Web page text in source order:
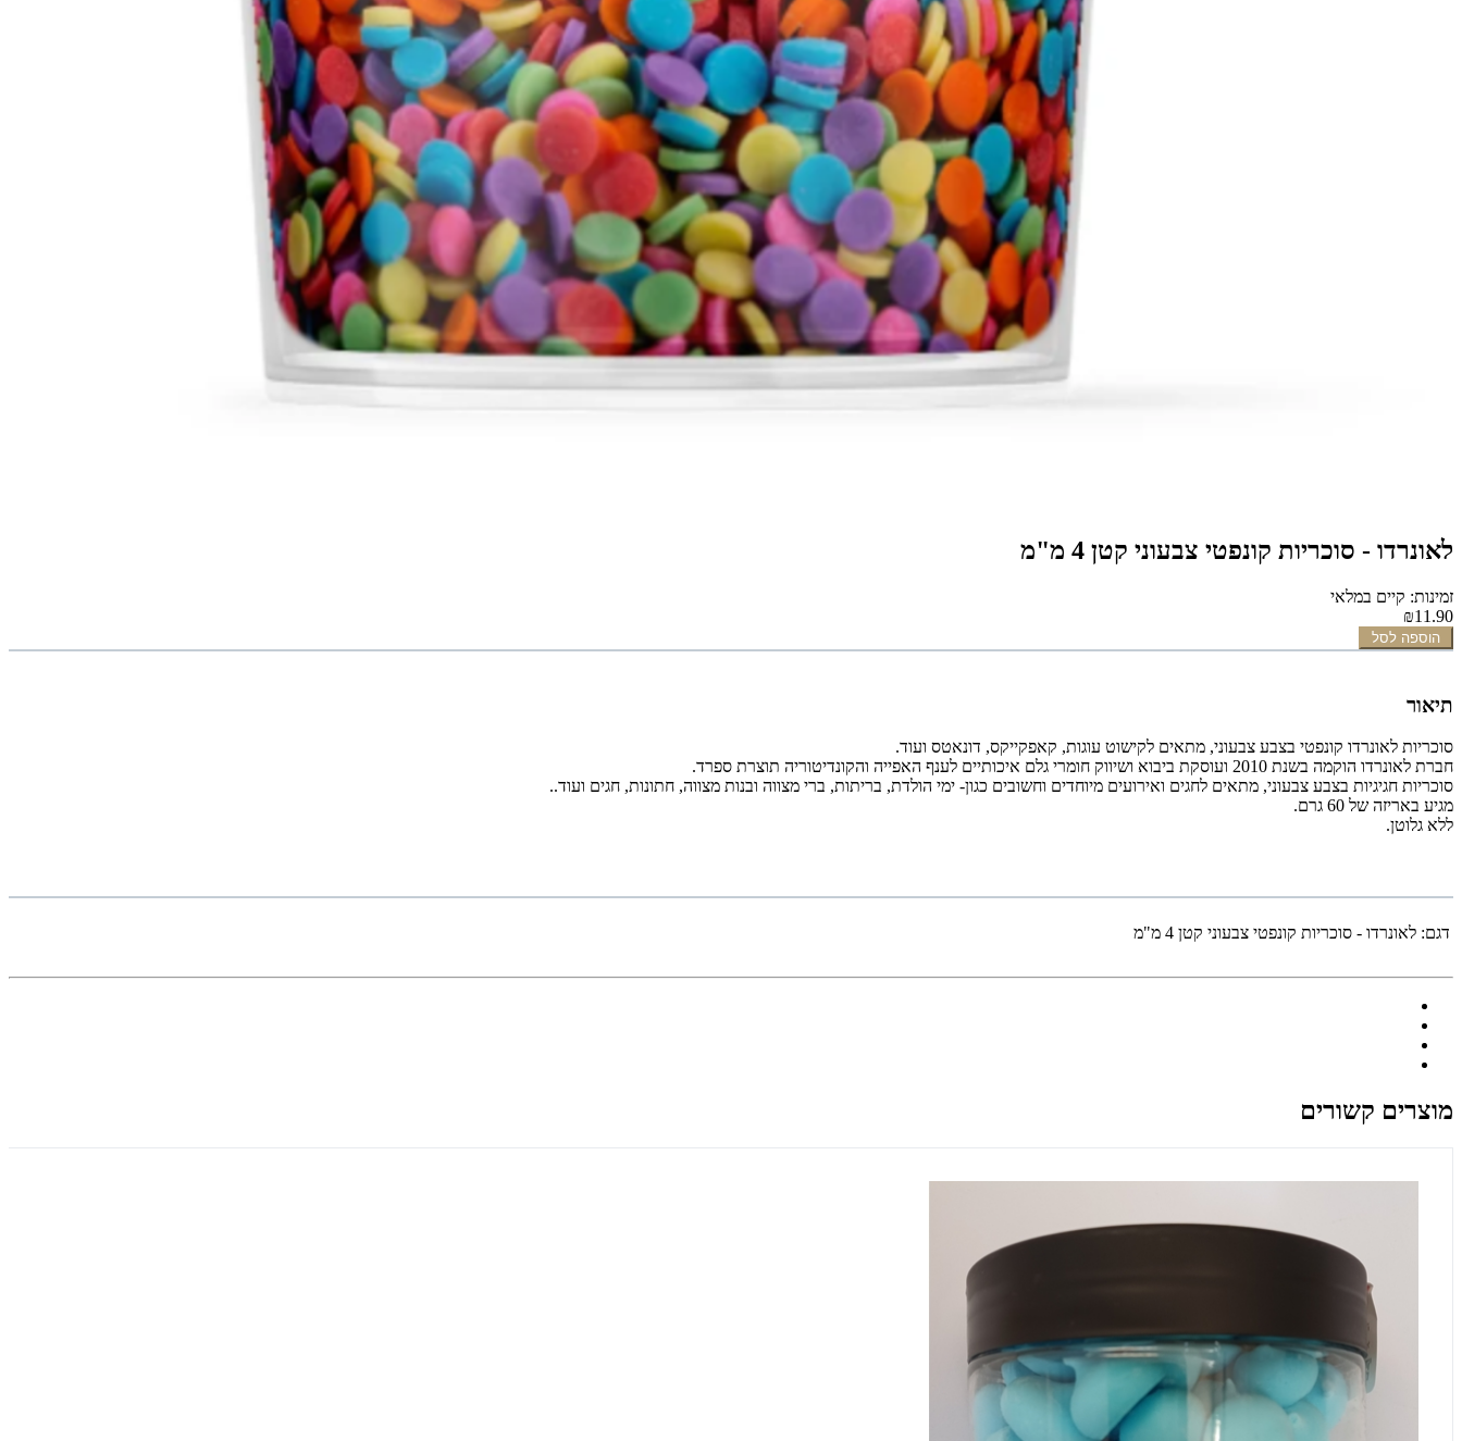
לאונרדו - סוכריות קונפטי צבעוני קטן 4 מ"מ
זמינות: קיים במלאי
₪11.90
הוספה לסל
תיאור
סוכריות לאונרדו קונפטי בצבע צבעוני, מתאים לקישוט עוגות, קאפקייקס, דונאטס ועוד.
חברת לאונרדו הוקמה בשנת 2010 ועוסקת ביבוא ושיווק חומרי גלם איכותיים לענף האפייה והקונדיטוריה תוצרת ספרד.
סוכריות חגיגיות בצבע צבעוני, מתאים לחגים ואירועים מיוחדים וחשובים כגון- ימי הולדת, בריתות, ברי מצווה ובנות מצווה, חתונות, חגים ועוד..
מגיע באריזה של 60 גרם.
ללא גלוטן.
דגם: לאונרדו - סוכריות קונפטי צבעוני קטן 4 מ"מ
מוצרים קשורים